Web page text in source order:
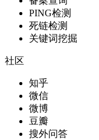
PING检测
死链检测
关键词挖掘
社区
知乎
微信
微博
豆瓣
搜外问答